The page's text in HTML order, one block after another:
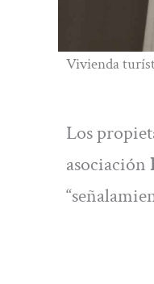
Vivienda
Los
asociación